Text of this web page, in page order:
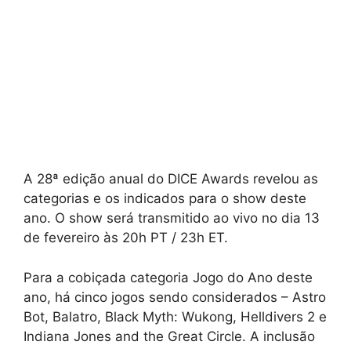
A 28ª edição anual do DICE Awards revelou as
categorias e os indicados para o show deste
ano. O show será transmitido ao vivo no dia 13
de fevereiro às 20h PT / 23h ET.
Para a cobiçada categoria Jogo do Ano deste
ano, há cinco jogos sendo considerados – Astro
Bot, Balatro, Black Myth: Wukong, Helldivers 2 e
Indiana Jones and the Great Circle. A inclusão